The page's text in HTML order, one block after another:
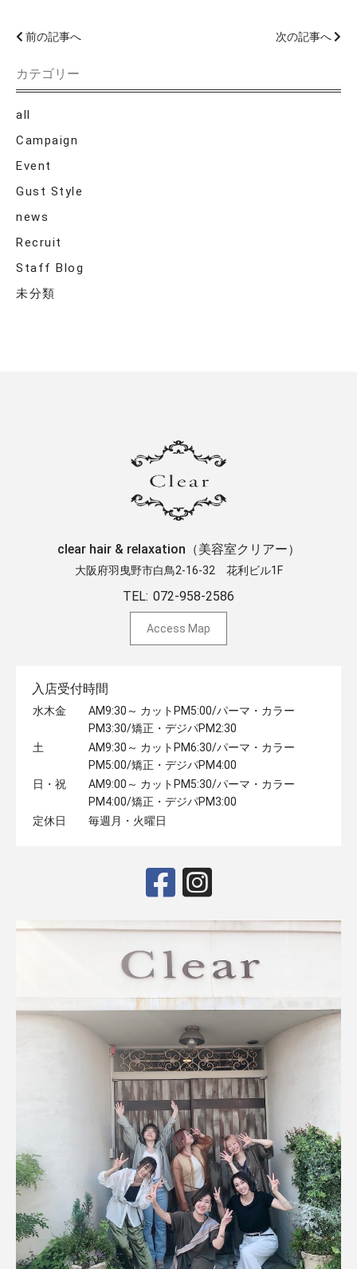
前の記事へ 次の記事へ
カテゴリー
all
Campaign
Event
Gust Style
news
Recruit
Staff Blog
未分類
clear hair & relaxation（美容室クリアー）
大阪府羽曳野市白鳥2-16-32 ​花利ビル1F
TEL: 072-958-2586
Access Map
入店受付時間
水木金
AM9:30～ カットPM5:00/パーマ・カラー
PM3:30/矯正・デジパPM2:30
土
AM9:30～ カットPM6:30/パーマ・カラー
PM5:00/矯正・デジパPM4:00
日・祝
AM9:00～ カットPM5:30/パーマ・カラー
PM4:00/矯正・デジパPM3:00
定休日
毎週月・火曜日